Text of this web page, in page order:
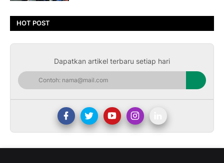
HOT POST
Dapatkan artikel terbaru setiap hari